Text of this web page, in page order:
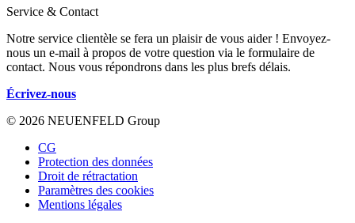
Service & Contact
Notre service clientèle se fera un plaisir de vous aider ! Envoyez-
nous un e-mail à propos de votre question via le formulaire de
contact. Nous vous répondrons dans les plus brefs délais.
Écrivez-nous
© 2026 NEUENFELD Group
CG
Protection des données
Droit de rétractation
Paramètres des cookies
Mentions légales